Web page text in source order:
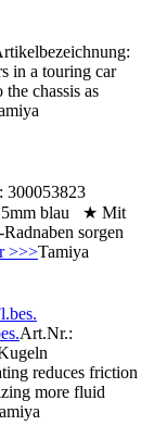
in a touring car
chassis as
300053823
5mm blau ★ Mit
sorgen
>>>Tamiya
Art.Nr.:
reduces friction
more fluid